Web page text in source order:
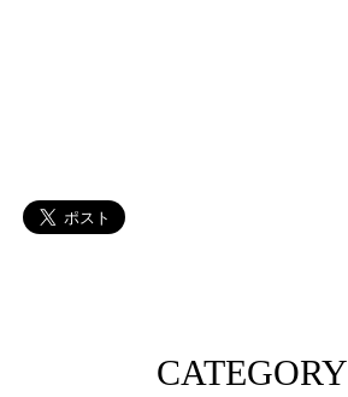
CATEGORY